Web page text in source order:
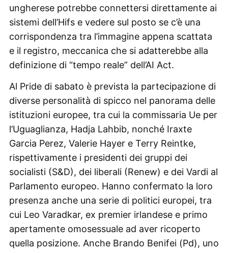
ungherese potrebbe connettersi direttamente ai
sistemi dell’Hifs e vedere sul posto se c’è una
corrispondenza tra l’immagine appena scattata
e il registro, meccanica che si adatterebbe alla
definizione di “tempo reale” dell’AI Act.
Al Pride di sabato è prevista la partecipazione di
diverse personalità di spicco nel panorama delle
istituzioni europee, tra cui la commissaria Ue per
l’Uguaglianza, Hadja Lahbib, nonché Iraxte
Garcia Perez, Valerie Hayer e Terry Reintke,
rispettivamente i presidenti dei gruppi dei
socialisti (S&D), dei liberali (Renew) e dei Vardi al
Parlamento europeo. Hanno confermato la loro
presenza anche una serie di politici europei, tra
cui Leo Varadkar, ex premier irlandese e primo
apertamente omosessuale ad aver ricoperto
quella posizione. Anche Brando Benifei (Pd), uno